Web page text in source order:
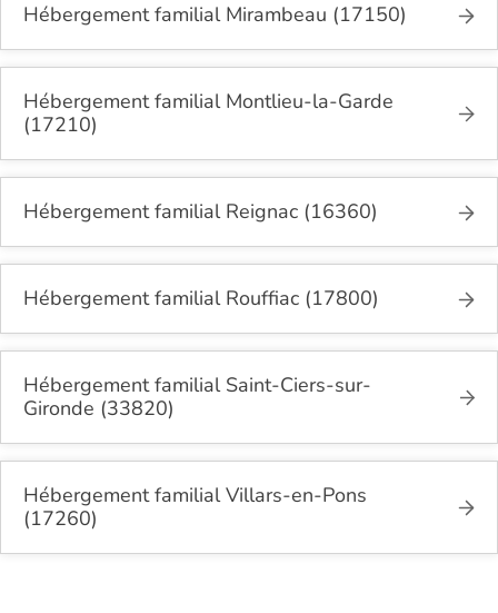
Hébergement familial Mirambeau (17150)
Hébergement familial Montlieu-la-Garde
(17210)
Hébergement familial Reignac (16360)
Hébergement familial Rouffiac (17800)
Hébergement familial Saint-Ciers-sur-
Gironde (33820)
Hébergement familial Villars-en-Pons
(17260)